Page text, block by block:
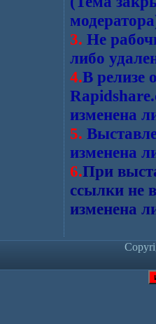
3. Не
либо
4.В релизе
изменена
5.
изменена
6.При
ссылки не
изменена